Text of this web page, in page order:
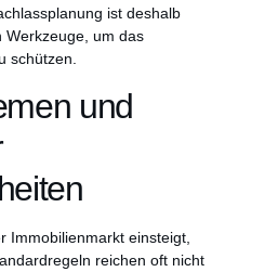
ist deshalb
Werkzeuge, um das
schützen.
und
Immobilienmarkt einsteigt,
reichen oft nicht